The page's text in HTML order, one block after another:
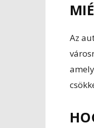
Az